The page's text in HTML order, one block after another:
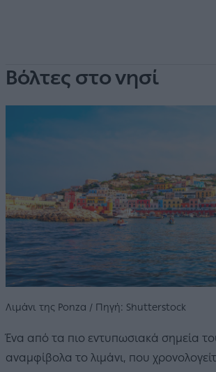
Βόλτες στο νησί
Λιμάνι της Ponza / Πηγή: Shutterstock
Ένα από τα πιο εντυπωσιακά σημεία
αναμφίβολα το λιμάνι, που